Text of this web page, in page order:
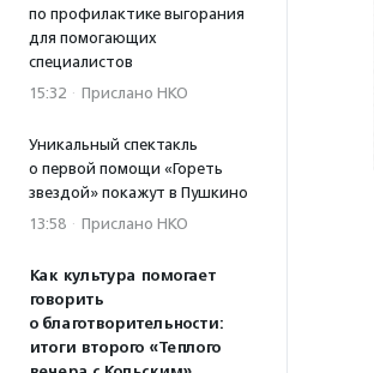
по профилактике выгорания
для помогающих
специалистов
15:32 · Прислано НКО
Уникальный спектакль
о первой помощи «Гореть
звездой» покажут в Пушкино
13:58 · Прислано НКО
Как культура помогает
говорить
о благотворительности:
итоги второго «Теплого